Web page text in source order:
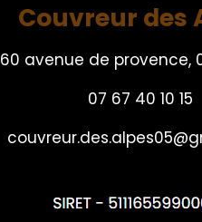
Couvreur des
60 avenue de provence,
07 67 40 10 15